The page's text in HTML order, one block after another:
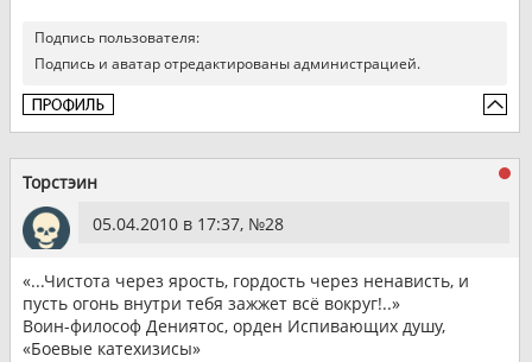
Подпись пользователя:
Подпись и аватар отредактированы администрацией.
Торстэин
05.04.2010 в 17:37, №28
«...Чистота через ярость, гордость через ненависть, и
пусть огонь внутри тебя зажжет всё вокруг!..»
Воин-философ Дениятос, орден Испивающих душу,
«Боевые катехизисы»